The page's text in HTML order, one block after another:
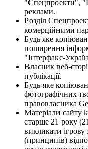
"Спецпроекти",
реклами.
Розділ
комерційними
Будь яке
поширення
"Інтерфакс-
Власник веб-
публікації.
Будь-яке
фотографічних
правовласника
Матеріали сайту
старше 21 року
викликати
(принципів)